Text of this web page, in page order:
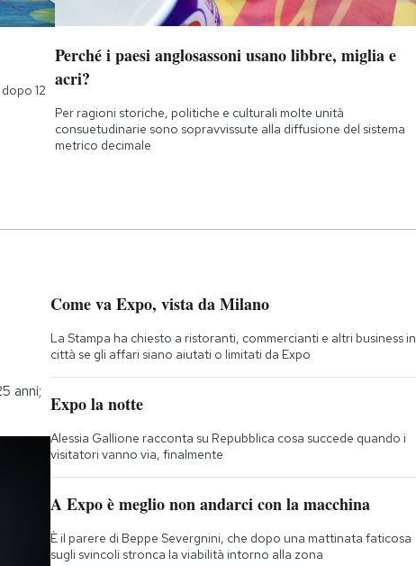
12
Perché i paesi anglosassoni usano libbre, miglia e
acri?
Per ragioni storiche, politiche e culturali molte unità
consuetudinarie sono sopravvissute alla diffusione del sistema
metrico decimale
anni;
Come va Expo, vista da Milano
La Stampa ha chiesto a ristoranti, commercianti e altri business in
città se gli affari siano aiutati o limitati da Expo
Expo la notte
Alessia Gallione racconta su Repubblica cosa succede quando i
visitatori vanno via, finalmente
A Expo è meglio non andarci con la macchina
È il parere di Beppe Severgnini, che dopo una mattinata faticosa
sugli svincoli stronca la viabilità intorno alla zona